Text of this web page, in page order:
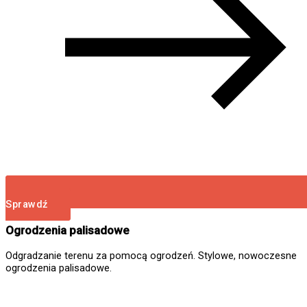
Sprawdź
Ogrodzenia palisadowe
Odgradzanie terenu za pomocą ogrodzeń. Stylowe, nowoczesne
ogrodzenia palisadowe.